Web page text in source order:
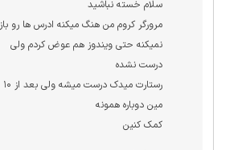
سلام خسته نباشید
مرورگر کروم من هنگ میکنه ادرس ها رو باز
نمیکنه حتی ویندوز هم عوض کردم ولی
درست نشده
رستارت میدک درست میشه ولی بعد از ۱۰
مین دوباره همونه
کمک کنین